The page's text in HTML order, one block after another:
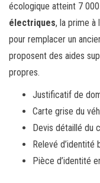
écologique atteint 7
électriques, la prime à
pour remplacer un
proposent des aides
propres.
Justificatif de
Carte grise du
Devis détaillé du
Relevé d’identité
Pièce d’identité